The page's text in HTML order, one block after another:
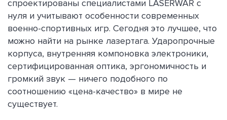
спроектированы специалистами LASERWAR с
нуля и учитывают особенности современных
военно-спортивных игр. Сегодня это лучшее, что
можно найти на рынке лазертага. Ударопрочные
корпуса, внутренняя компоновка электроники,
сертифицированная оптика, эргономичность и
громкий звук — ничего подобного по
соотношению «цена-качество» в мире не
существует.